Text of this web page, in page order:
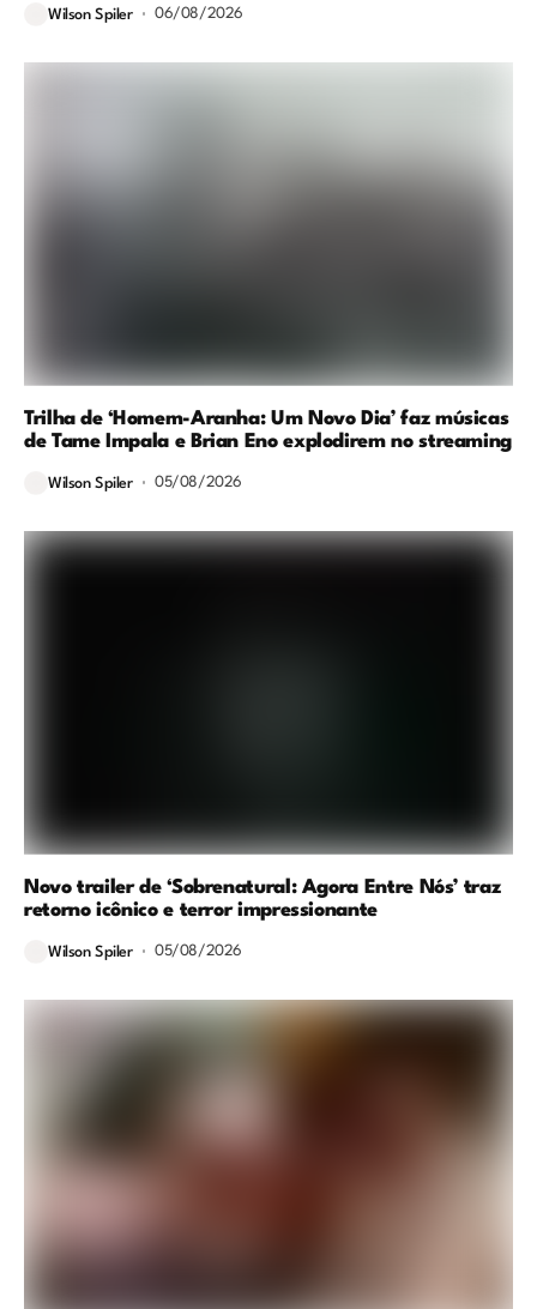
Wilson Spiler 06/08/2026
Trilha de ‘Homem-Aranha: Um Novo Dia’ faz músicas
de Tame Impala e Brian Eno explodirem no streaming
Wilson Spiler 05/08/2026
Novo trailer de ‘Sobrenatural: Agora Entre Nós’ traz
retorno icônico e terror impressionante
Wilson Spiler 05/08/2026